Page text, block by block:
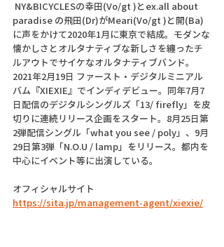
paradise の飛田(Dr)がMeari(Vo/gt )と開(Ba)
に声をかけて2020年1月に東京で結成。モダンな
懐かしさとオルタナティブな新しさを纏ったチ
ルアウトでサイケなオルタナティブバンド。
2021年2月19日 ファースト・デジタルミニアル
バム『XIEXIE』でインディデビュー。同年7月7
日配信のデジタルシングルズ「13/ firefly」を皮
切りに連続リリース企画をスタート。8月25日第
2弾配信シングル「what you see / poly」、9月
29日第3弾「N.O.U / lamp」をリリース。都内を
中心にイベント等に出演している。
オフィシャルサイト
https://sita.jp/management-agent/xiexie/